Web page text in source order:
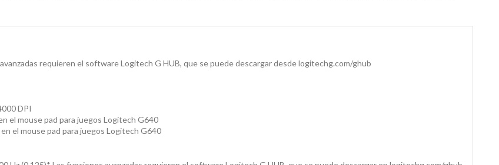
requieren el software Logitech G HUB, que se puede descargar desde logitechg.com/ghub
DPI
el mouse pad para juegos Logitech G640
el mouse pad para juegos Logitech G640